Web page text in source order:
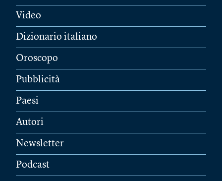
Video
Dizionario italiano
Oroscopo
Pubblicità
Paesi
Autori
Newsletter
Podcast